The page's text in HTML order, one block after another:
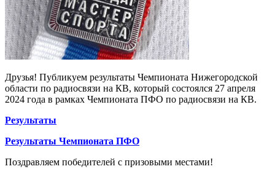
Друзья! Публикуем результаты Чемпионата Нижегородской
области по радиосвязи на КВ, который состоялся 27 апреля
2024 года в рамках Чемпионата ПФО по радиосвязи на КВ.
Результаты
Результаты Чемпионата ПФО
Поздравляем победителей с призовыми местами!